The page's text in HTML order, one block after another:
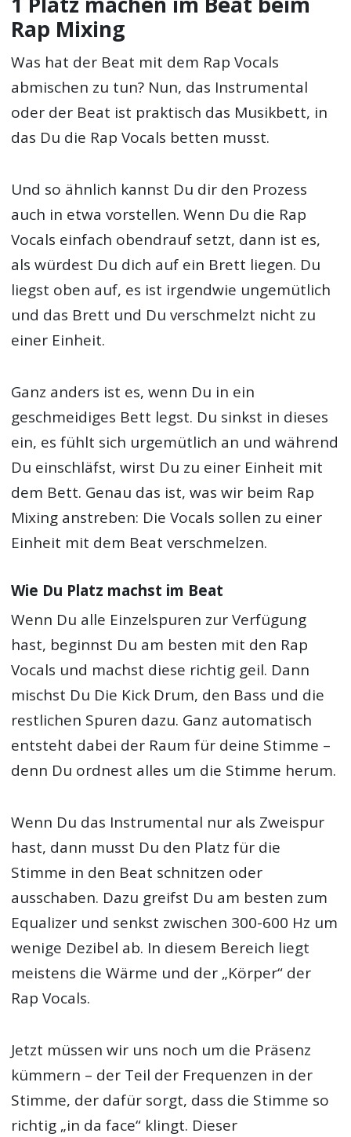
Rap Mixing
Was hat der Beat mit dem Rap Vocals
abmischen zu tun? Nun, das Instrumental
oder der Beat ist praktisch das Musikbett, in
das Du die Rap Vocals betten musst.
Und so ähnlich kannst Du dir den Prozess
auch in etwa vorstellen. Wenn Du die Rap
Vocals einfach obendrauf setzt, dann ist es,
als würdest Du dich auf ein Brett liegen. Du
liegst oben auf, es ist irgendwie ungemütlich
und das Brett und Du verschmelzt nicht zu
einer Einheit.
Ganz anders ist es, wenn Du in ein
geschmeidiges Bett legst. Du sinkst in dieses
ein, es fühlt sich urgemütlich an und während
Du einschläfst, wirst Du zu einer Einheit mit
dem Bett. Genau das ist, was wir beim Rap
Mixing anstreben: Die Vocals sollen zu einer
Einheit mit dem Beat verschmelzen.
Wie Du Platz machst im Beat
Wenn Du alle Einzelspuren zur Verfügung
hast, beginnst Du am besten mit den Rap
Vocals und machst diese richtig geil. Dann
mischst Du Die Kick Drum, den Bass und die
restlichen Spuren dazu. Ganz automatisch
entsteht dabei der Raum für deine Stimme –
denn Du ordnest alles um die Stimme herum.
Wenn Du das Instrumental nur als Zweispur
hast, dann musst Du den Platz für die
Stimme in den Beat schnitzen oder
ausschaben. Dazu greifst Du am besten zum
Equalizer und senkst zwischen 300-600 Hz um
wenige Dezibel ab. In diesem Bereich liegt
meistens die Wärme und der „Körper“ der
Rap Vocals.
Jetzt müssen wir uns noch um die Präsenz
kümmern – der Teil der Frequenzen in der
Stimme, der dafür sorgt, dass die Stimme so
richtig „in da face“ klingt. Dieser